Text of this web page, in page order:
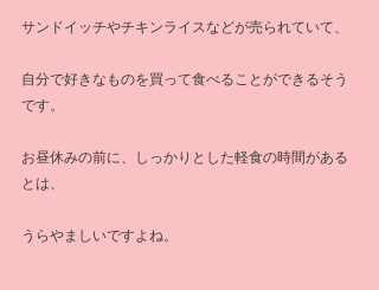
サンドイッチやチキンライスなどが売られていて、
自分で好きなものを買って食べることができるそう
です。
お昼休みの前に、しっかりとした軽食の時間がある
とは、
うらやましいですよね。